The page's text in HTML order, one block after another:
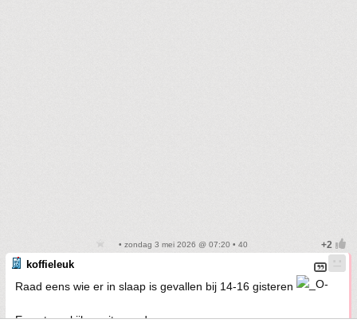
• zondag 3 mei 2026 @ 07:20 • 40
koffieleuk
Raad eens wie er in slaap is gevallen bij 14-16 gisteren
Even terugkijken uiteraard